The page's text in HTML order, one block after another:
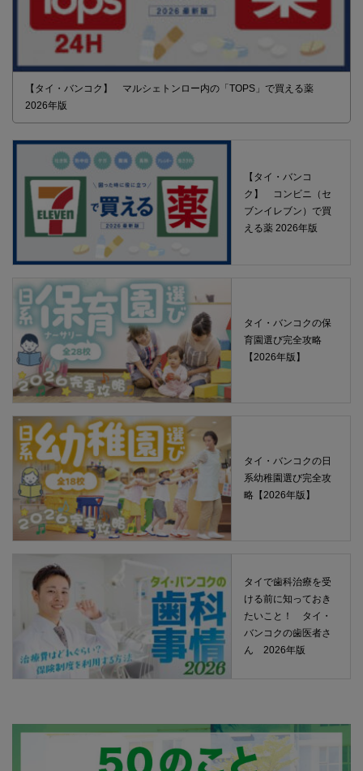
【タイ・バンコク】 マルシェトンロー内の「TOPS」で買える薬
2026年版
【タイ・バンコ
ク】 コンビニ（セ
ブンイレブン）で買
える薬 2026年版
タイ・バンコクの保
育園選び完全攻略
【2026年版】
タイ・バンコクの日
系幼稚園選び完全攻
略【2026年版】
タイで歯科治療を受
ける前に知っておき
たいこと！ タイ・
バンコクの歯医者さ
ん 2026年版